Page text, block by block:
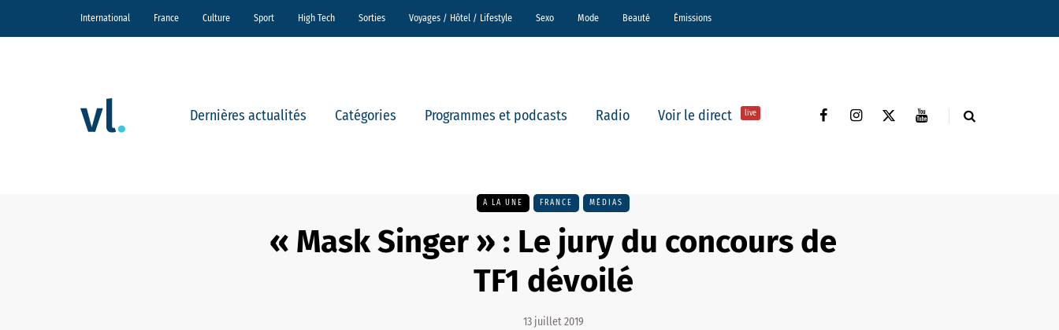
International France Culture Sport High Tech Sorties Voyages / Hôtel / Lifestyle Sexo Mode Beauté Émissions
Dernières actualités Catégories Programmes et podcasts Radio Voir le direct live
A LA UNE FRANCE MÉDIAS
« Mask Singer » : Le jury du concours de
TF1 dévoilé
13 juillet 2019